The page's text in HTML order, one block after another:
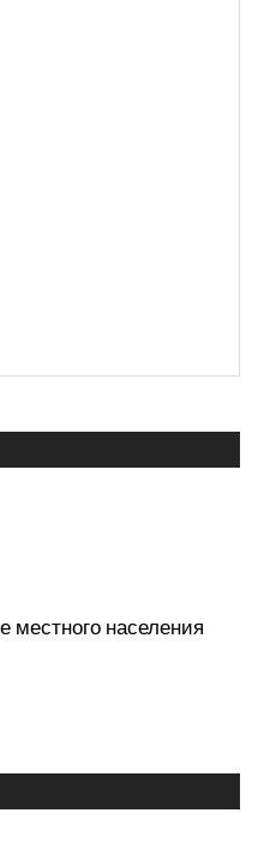
местного населения